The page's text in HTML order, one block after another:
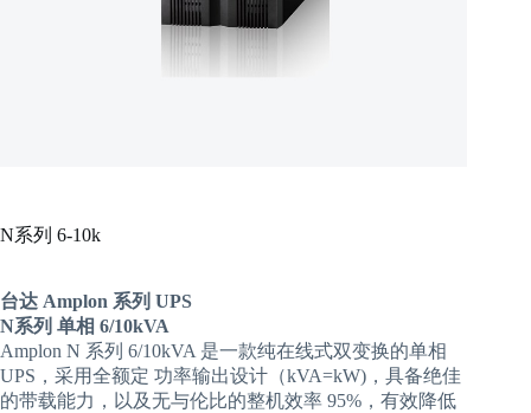
N系列 6-10k
台达 Amplon 系列 UPS
N系列 单相 6/10kVA
Amplon N 系列 6/10kVA 是一款纯在线式双变换的单相
UPS，采用全额定 功率输出设计（kVA=kW)，具备绝佳
的带载能力，以及无与伦比的整机效率 95%，有效降低